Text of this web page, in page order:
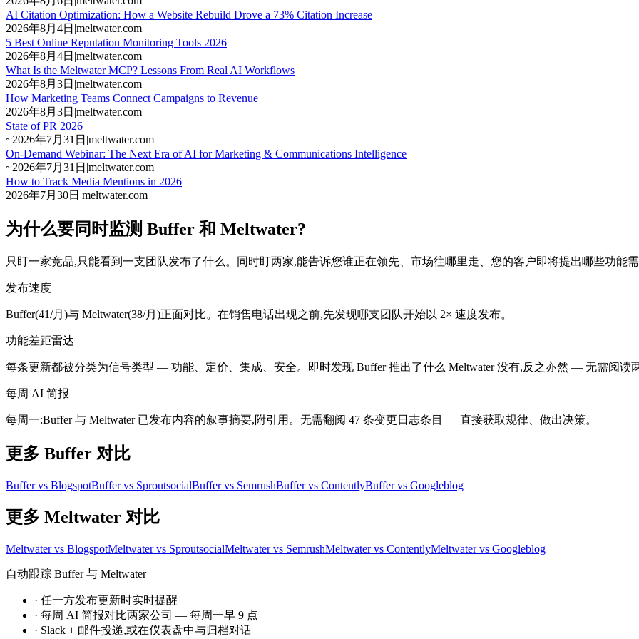
AI Citation Optimization: How a Website Rebuild Drove a 73% Citation Increase
2026年8月4日 |meltwater.com
5 Best Online Reputation Monitoring Tools 2026
2026年8月4日 |meltwater.com
What Is the Meltwater MCP? Lessons From Real AI Workflows
2026年8月3日 |meltwater.com
How Marketing Teams Connect Campaigns to Revenue
2026年8月3日 |meltwater.com
State of PR 2026
~2026年7月31日 |meltwater.com
On-Demand Webinar: The Next Era of AI for Marketing & Communications Intelligence
~2026年7月31日 |meltwater.com
How to Track Media Mentions in 2026
2026年7月30日 |meltwater.com
为什么要同时监测 Buffer 和 Meltwater?
只盯一家竞品,只能看到一支团队发布了什么。同时盯两家,能告诉您谁正在领先、市场往哪里走、您的客户即将提出哪些功能
发布速度
Buffer(41/月)与 Meltwater(38/月)正面对比。在销售电话出现之前,先发现哪支团队开始以 2× 速度发布。
功能差距雷达
每条更新都被分类为信号类型 — 功能、定价、集成、安全。即时发现 Buffer 推出了什么 Meltwater 没有,反之亦然 — 无需阅读
每周 AI 简报
每周一:Buffer 与 Meltwater 已发布内容的叙事摘要,附引用。无需翻阅 47 条变更日志条目 — 直接获取规律、做出决策。
更多 Buffer 对比
Buffer vs BlogspotBuffer vs SproutsocialBuffer vs SemrushBuffer vs ContentlyBuffer vs Googleblog
更多 Meltwater 对比
Meltwater vs BlogspotMeltwater vs SproutsocialMeltwater vs SemrushMeltwater vs ContentlyMeltwater vs Googleblog
自动跟踪 Buffer 与 Meltwater
· 任一方发布更新时实时提醒
· 每周 AI 简报对比两家公司 — 每周一早 9 点
· Slack + 邮件投递,或在仪表盘中与归档对话